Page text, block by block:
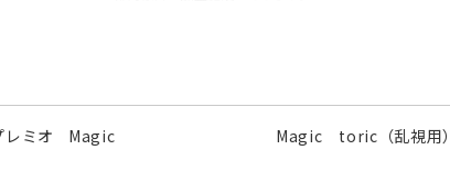
ミオ
Magic Magic toric（乱視用）